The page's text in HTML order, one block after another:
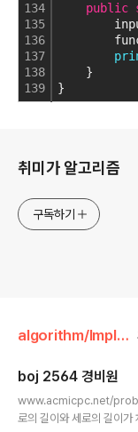
134
135
136
137
138
139
public
}
}
취미가 알고리즘
구독하기
algorithm/Implementation
boj 2564 경비원
www.acmicpc.net/
로의 길이와 세로의 길이가